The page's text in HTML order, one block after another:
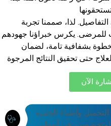
لذا، صممنا تجربة
للمرضى. يكرس خبراؤنا جهودهم
بشفافية تامة، لضمان
الآن
وأطباء الجلدية